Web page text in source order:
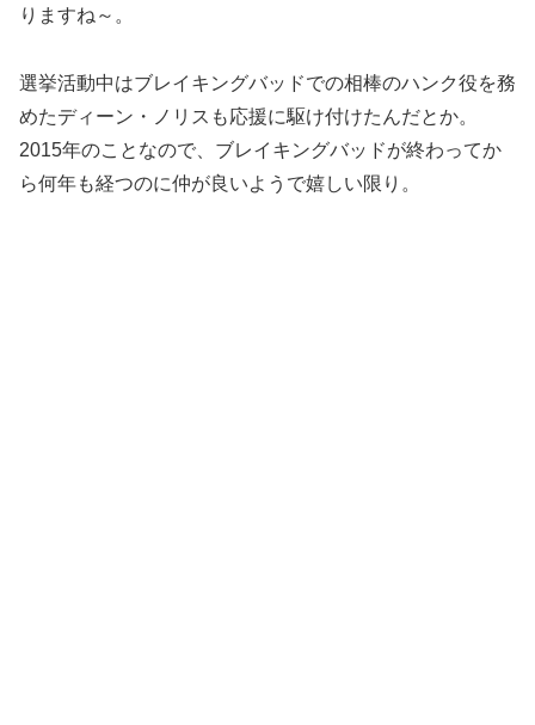
りますね～。
選挙活動中はブレイキングバッドでの相棒のハンク役を務
めたディーン・ノリスも応援に駆け付けたんだとか。
2015年のことなので、ブレイキングバッドが終わってか
ら何年も経つのに仲が良いようで嬉しい限り。